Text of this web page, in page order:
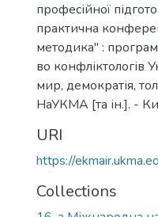
професійної
практична
методика" :
во
мир, демократія,
НаУКМА [та ін.]. -
URI
https://
Collections